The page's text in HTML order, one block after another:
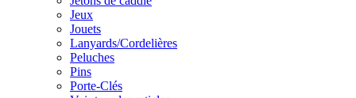
Jeux
Jouets
Lanyards/Cordelières
Peluches
Pins
Porte-Clés